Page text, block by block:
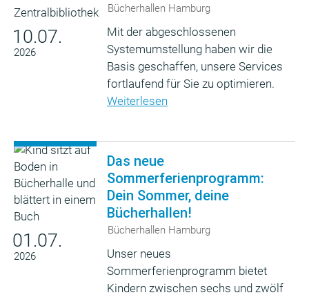
10.07.
2026
Bücherhallen Hamburg
Mit der abgeschlossenen
Systemumstellung haben wir die
Basis geschaffen, unsere Services
fortlaufend für Sie zu optimieren.
Weiterlesen
01.07.
2026
Das neue
Sommerferienprogramm:
Dein Sommer, deine
Bücherhallen!
Bücherhallen Hamburg
Unser neues
Sommerferienprogramm bietet
Kindern zwischen sechs und zwölf